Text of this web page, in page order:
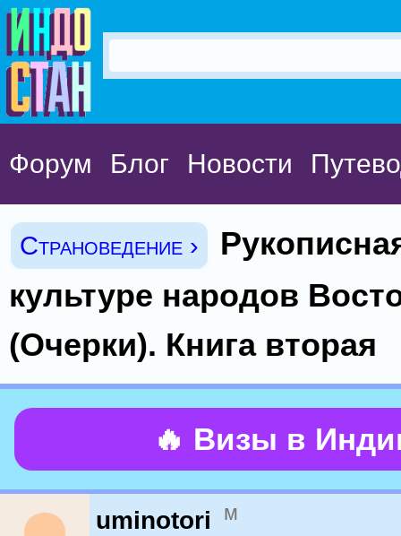
Форум Блог Новости
Страноведение ›
культуре народов
(Очерки). Книга вторая
🔥 Визы в
uminotori м